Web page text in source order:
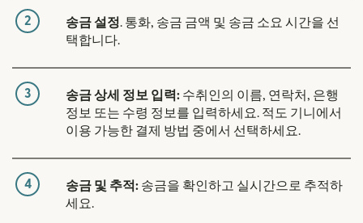
2 송금 설정. 통화, 송금 금액 및 송금 소요 시간을 선
택합니다.
3 송금 상세 정보 입력: 수취인의 이름, 연락처, 은행
정보 또는 수령 정보를 입력하세요. 적도 기니에서
이용 가능한 결제 방법 중에서 선택하세요.
4 송금 및 추적: 송금을 확인하고 실시간으로 추적하
세요.